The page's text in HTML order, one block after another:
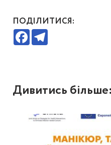
ПОДІЛИТИСЯ:
Facebook
Дивитись більше: